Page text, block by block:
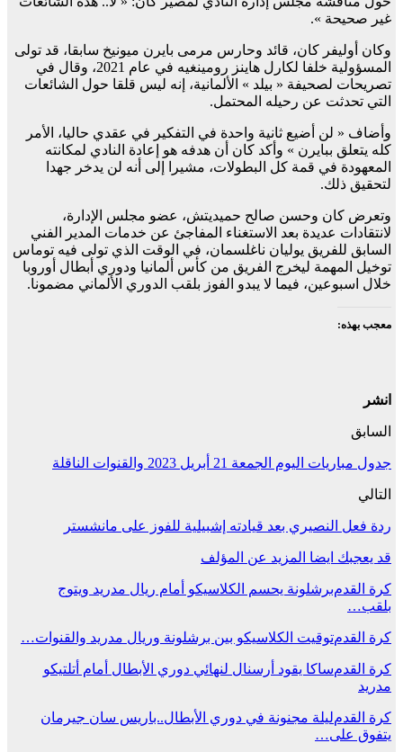
غير صحيحة ».
وكان أوليفر كان، قائد وحارس مرمى بايرن ميونيخ سابقا، قد تولى
المسؤولية خلفا لكارل هاينز رومينغيه في عام 2021، وقال في
تصريحات لصحيفة « بيلد » الألمانية، إنه ليس قلقا حول الشائعات
التي تحدثت عن رحيله المحتمل.
وأضاف « لن أضيع ثانية واحدة في التفكير في عقدي حاليا، الأمر
كله يتعلق ببايرن » وأكد كان أن هدفه هو إعادة النادي لمكانته
المعهودة في قمة كل البطولات، مشيرا إلى أنه لن يدخر جهدا
لتحقيق ذلك.
وتعرض كان وحسن صالح حميديتش، عضو مجلس الإدارة،
لانتقادات عديدة بعد الاستغناء المفاجئ عن خدمات المدير الفني
السابق للفريق يوليان ناغلسمان، في الوقت الذي تولى فيه توماس
توخيل المهمة ليخرج الفريق من كأس ألمانيا ودوري أبطال أوروبا
خلال اسبوعين، فيما لا يبدو الفوز بلقب الدوري الألماني مضمونا.
معجب بهذه:
انشر
السابق
جدول مباريات اليوم الجمعة 21 أبريل 2023 والقنوات الناقلة
التالي
ردة فعل النصيري بعد قيادته إشبيلية للفوز على مانشستر
قد يعجبك ايضا المزيد عن المؤلف
كرة القدمبرشلونة يحسم الكلاسيكو أمام ريال مدريد ويتوج
بلقب…
كرة القدمتوقيت الكلاسيكو بين برشلونة وريال مدريد والقنوات…
كرة القدمساكا يقود أرسنال لنهائي دوري الأبطال أمام أتلتيكو
مدريد
كرة القدمليلة مجنونة في دوري الأبطال..باريس سان جيرمان
يتفوق على…